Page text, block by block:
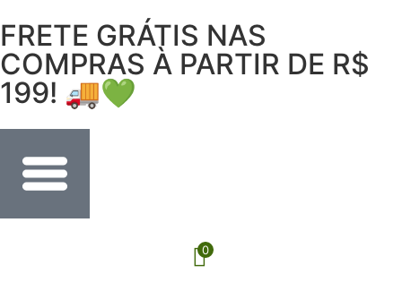
FRETE GRÁTIS NAS
COMPRAS À PARTIR DE R$
199! 🚚💚
0